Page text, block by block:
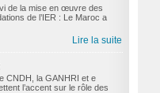
de la mise en œuvre des
de l’IER : Le Maroc a
Lire la suite
CNDH, la GANHRI et e
l’accent sur le rôle des